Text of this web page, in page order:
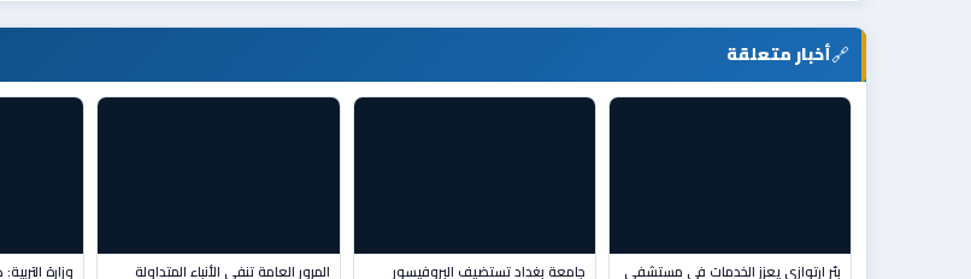
🔗أخبار متعلقة
بئر ارتوازي يعزز الخدمات في مستشفى جامعة بغداد تستضيف البروفيسور المرور العامة تنفي الأنباء المتداولة وزارة